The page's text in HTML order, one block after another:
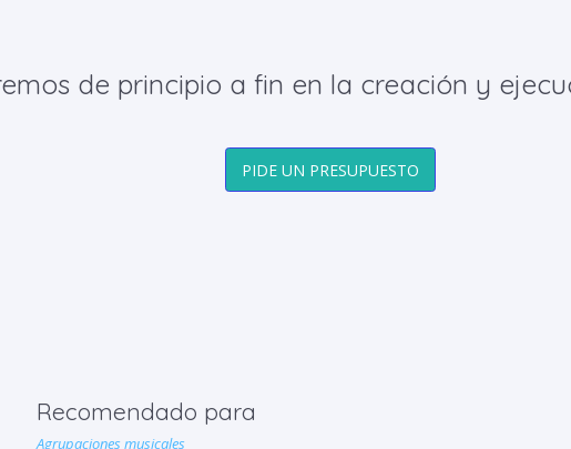
de principio a fin en la creación y
PIDE UN PRESUPUESTO
Recomendado para
Agrupaciones musicales